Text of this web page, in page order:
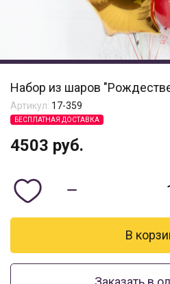
Набор из шаров
Артикул: 17-359
БЕСПЛАТНАЯ ДОСТАВКА
4503 руб.